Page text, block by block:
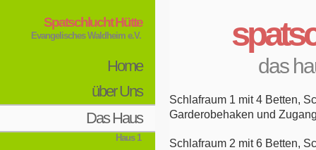
Spatschlucht Hütte
Evangelisches Waldheim e.V.
Home
über Uns
Das Haus
Haus 1
das
Schlafraum 1 mit 4 Betten,
Garderobehaken und
Schlafraum 2 mit 6 Betten,